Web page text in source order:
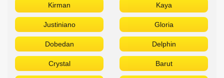
Kirman Kaya
Justiniano Gloria
Dobedan Delphin
Crystal Barut